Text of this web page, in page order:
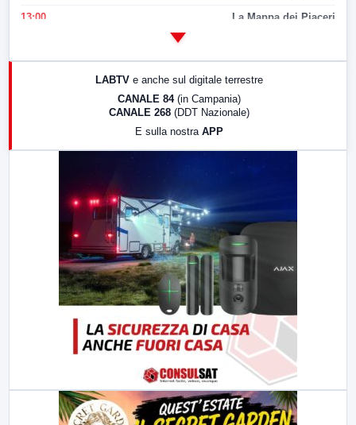
13:00 La Mappa dei Piaceri
LABTV e anche sul digitale terrestre
CANALE 84 (in Campania)
CANALE 268 (DDT Nazionale)
E sulla nostra APP